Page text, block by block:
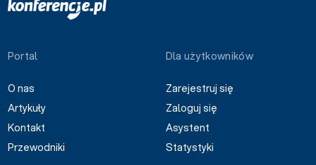
Portal
O nas
Artykuły
Kontakt
Przewodniki
Dla użytkowników
Zarejestruj się
Zaloguj się
Asystent
Statystyki